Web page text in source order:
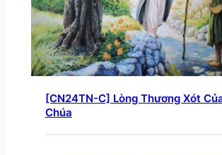
[CN24TN-C] Lòng Thương Xót
Chúa